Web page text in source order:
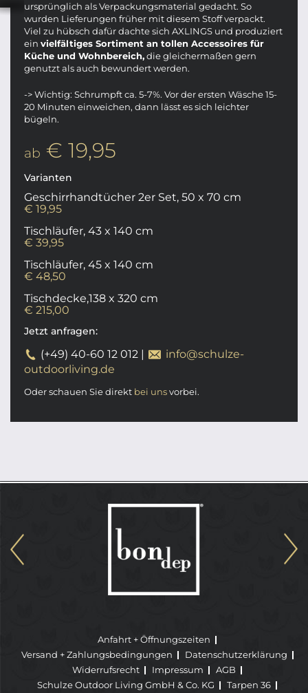
ursprünglich als Verpackungsmaterial gedacht. So
wurden Lieferungen früher mit diesem Stoff verpackt.
Viel zu hübsch dafür dachte sich AXLINGS und produziert
ein vielfältiges Sortiment an tollen Accessoires für
Küche und Wohnbereich,die gleichermaßen gern
genutzt als auch bewundert werden.
-> Wichtig: Schrumpft ca. 5-7%. Vor der ersten Wäsche 15-
20 Minuten einweichen, dann lässt es sich leichter
bügeln.
ab € 19,95
Varianten
Geschirrhandtücher 2er Set, 50 x 70 cm
€ 19,95
Tischläufer, 43 x 140 cm
€ 39,95
Tischläufer, 45 x 140 cm
€ 48,50
Tischdecke,138 x 320 cm
€ 215,00
Jetzt anfragen:
(+49) 40-60 12 012 |
info@schulze-
outdoorliving.de
Oder schauen Sie direkt bei unsvorbei.
Anfahrt + Öffnungszeiten
Versand + Zahlungsbedingungen
Datenschutzerklärung
Widerrufsrecht
Impressum
AGB
Schulze Outdoor Living GmbH & Co. KG
Tarpen 36